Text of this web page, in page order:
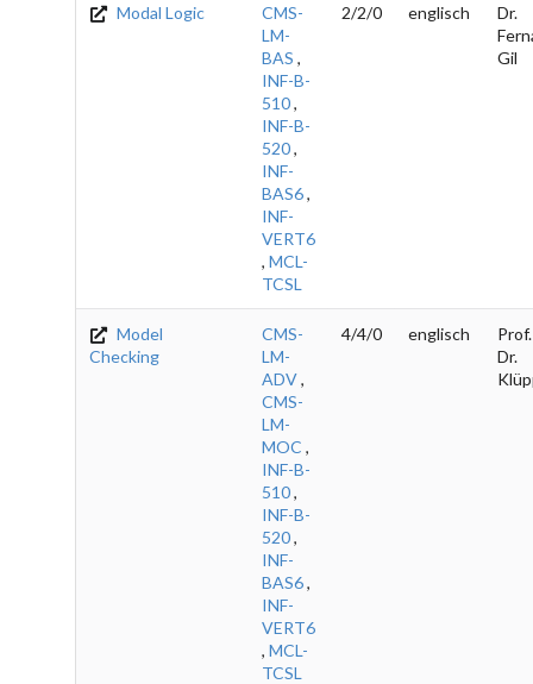
Modal Logic
CMS-
LM-
BAS ,
INF-B-
510,
INF-B-
520,
INF-
BAS6,
INF-
VERT6
, MCL-
TCSL
2/2/0 englisch
Dr.
Gil
Model
Checking
CMS-
LM-
ADV,
CMS-
LM-
MOC ,
INF-B-
510,
INF-B-
520,
INF-
BAS6,
INF-
VERT6
, MCL-
TCSL
4/4/0 englisch
Dr.